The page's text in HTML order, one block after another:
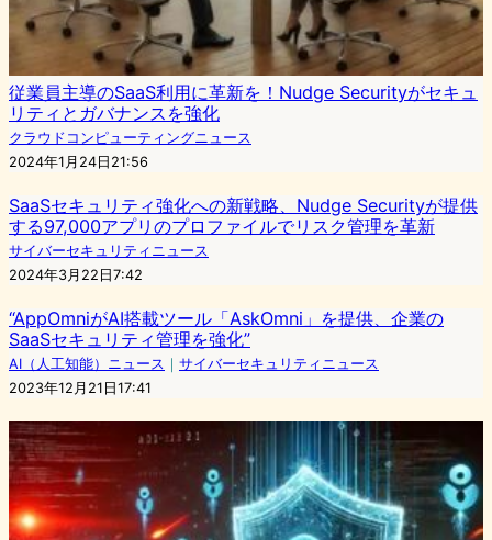
従業員主導のSaaS利用に革新を！Nudge Securityがセキュ
リティとガバナンスを強化
クラウドコンピューティングニュース
2024年1月24日21:56
SaaSセキュリティ強化への新戦略、Nudge Securityが提供
する97,000アプリのプロファイルでリスク管理を革新
サイバーセキュリティニュース
2024年3月22日7:42
“AppOmniがAI搭載ツール「AskOmni」を提供、企業の
SaaSセキュリティ管理を強化”
AI（人工知能）ニュース ｜ サイバーセキュリティニュース
2023年12月21日17:41